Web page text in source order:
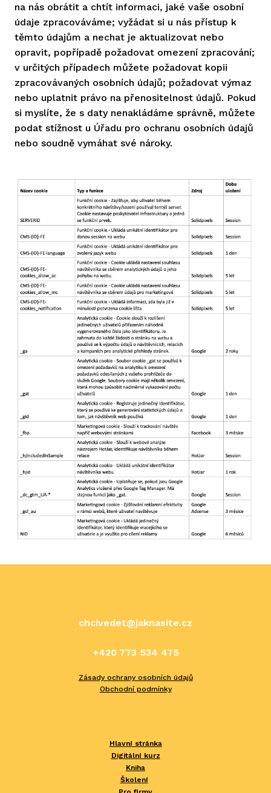
na nás obrátit a chtít informaci, jaké vaše osobní
údaje zpracováváme; vyžádat si u nás přístup k
těmto údajům a nechat je aktualizovat nebo
opravit, popřípadě požadovat omezení zpracování;
v určitých případech můžete požadovat kopii
zpracovávaných osobních údajů; požadovat výmaz
nebo uplatnit právo na přenositelnost údajů. Pokud
si myslíte, že s daty nenakládáme správně, můžete
podat stížnost u Úřadu pro ochranu osobních údajů
nebo soudně vymáhat své nároky.
chcivedet@jaknasite.cz
+420 773 534 475
Zásady ochrany osobních údajů
Obchodní podmínky
Hlavní stránka
Digitální kurz
Kniha
Školení